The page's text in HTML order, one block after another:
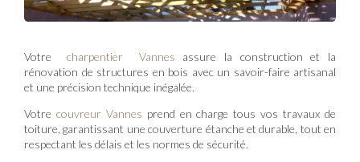
Votre charpentier Vannes assure la construction et la
rénovation de structures en bois avec un savoir-faire artisanal
et une précision technique inégalée.
Votre couvreur Vannes prend en charge tous vos travaux de
toiture, garantissant une couverture étanche et durable, tout en
respectant les délais et les normes de sécurité.